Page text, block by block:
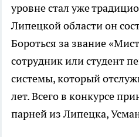
уровне стал уже
Липецкой области он
Бороться за звание
сотрудник или студент
системы, который
лет. Всего в конкурсе
парней из Липецка,